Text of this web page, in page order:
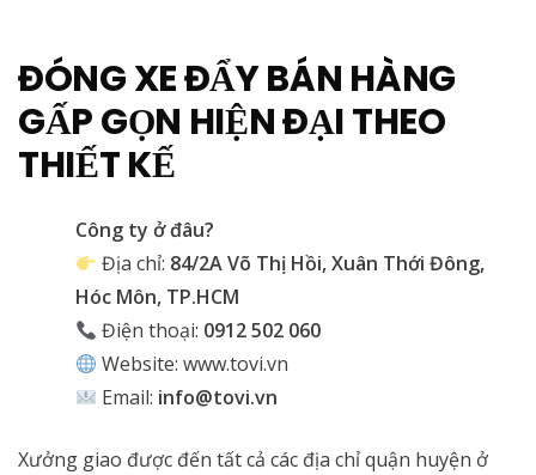
ĐÓNG XE ĐẨY BÁN HÀNG
GẤP GỌN HIỆN ĐẠI THEO
THIẾT KẾ
Công ty ở đâu?
Địa chỉ: 84/2A Võ Thị Hồi, Xuân Thới Đông,
Hóc Môn, TP.HCM
Điện thoại: 0912 502 060
Website:www.tovi.vn
Email: info@tovi.vn
Xưởng giao được đến tất cả các địa chỉ quận huyện ở